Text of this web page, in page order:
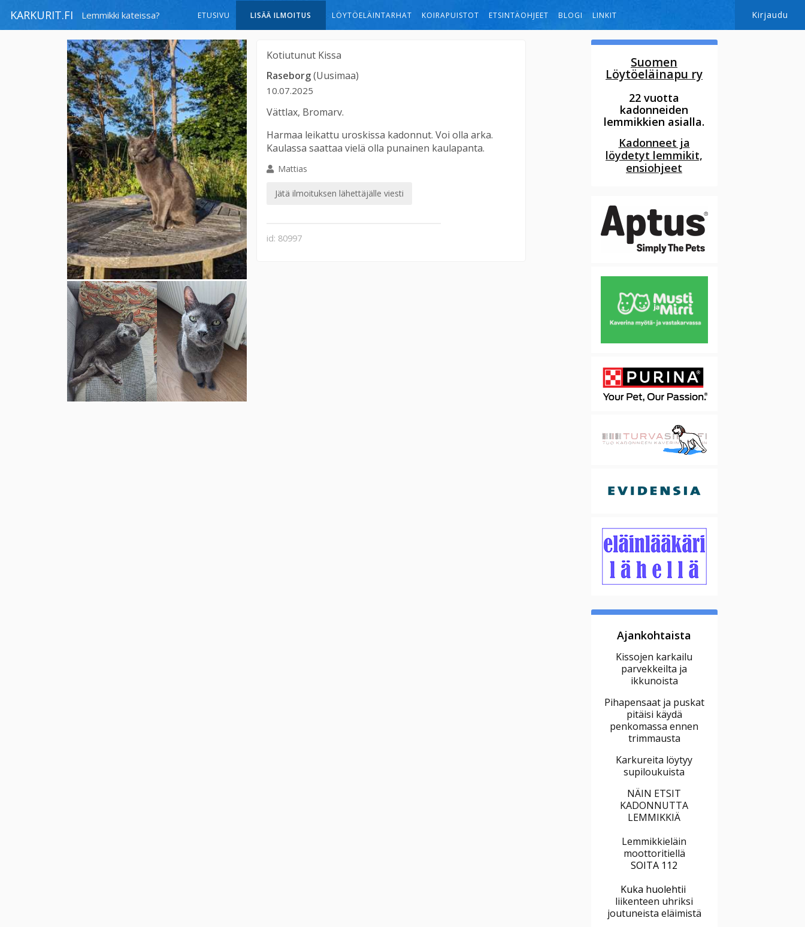
KARKURIT.FI Lemmikki kateissa? ETUSIVU LISÄÄ ILMOITUS LÖYTÖELÄINTARHAT KOIRAPUISTOT ETSINTÄOHJEET BLOGI LINKIT Kirjaudu
Kotiutunut Kissa
Raseborg(Uusimaa)
10.07.2025
Vättlax, Bromarv.
Harmaa leikattu uroskissa kadonnut. Voi olla arka.
Kaulassa saattaa vielä olla punainen kaulapanta.
Mattias
Jätä ilmoituksen lähettäjälle viesti
id: 80997
Suomen
Löytöeläinapu ry
22 vuotta
kadonneiden
lemmikkien asialla.
Kadonneet ja
löydetyt lemmikit,
ensiohjeet
Ajankohtaista
Kissojen karkailu
parvekkeilta ja
ikkunoista
Pihapensaat ja puskat
pitäisi käydä
penkomassa ennen
trimmausta
Karkureita löytyy
supiloukuista
NÄIN ETSIT
KADONNUTTA
LEMMIKKIÄ
Lemmikkieläin
moottoritiellä
SOITA 112
Kuka huolehtii
liikenteen uhriksi
joutuneista eläimistä